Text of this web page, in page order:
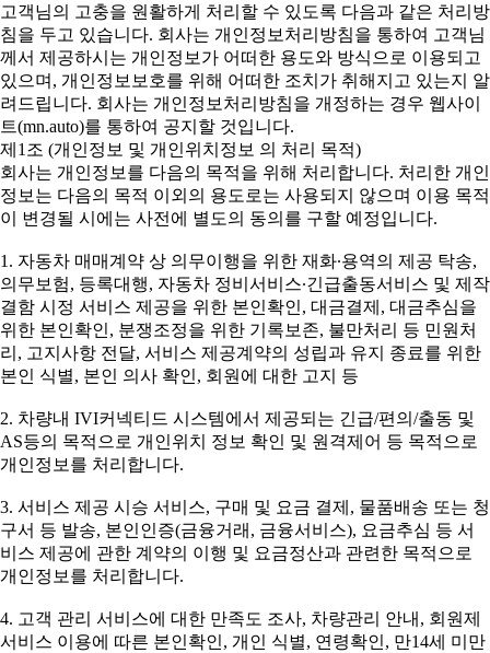
고객님의 고충을 원활하게 처리할 수 있도록 다음과 같은 처리방
침을 두고 있습니다. 회사는 개인정보처리방침을 통하여 고객님
께서 제공하시는 개인정보가 어떠한 용도와 방식으로 이용되고
있으며, 개인정보보호를 위해 어떠한 조치가 취해지고 있는지 알
려드립니다. 회사는 개인정보처리방침을 개정하는 경우 웹사이
트(mn.auto)를 통하여 공지할 것입니다.
제1조 (개인정보 및 개인위치정보 의 처리 목적)
회사는 개인정보를 다음의 목적을 위해 처리합니다. 처리한 개인
정보는 다음의 목적 이외의 용도로는 사용되지 않으며 이용 목적
이 변경될 시에는 사전에 별도의 동의를 구할 예정입니다.
1. 자동차 매매계약 상 의무이행을 위한 재화∙용역의 제공 탁송,
의무보험, 등록대행, 자동차 정비서비스∙긴급출동서비스 및 제작
결함 시정 서비스 제공을 위한 본인확인, 대금결제, 대금추심을
위한 본인확인, 분쟁조정을 위한 기록보존, 불만처리 등 민원처
리, 고지사항 전달, 서비스 제공계약의 성립과 유지 종료를 위한
본인 식별, 본인 의사 확인, 회원에 대한 고지 등
2. 차량내 IVI커넥티드 시스템에서 제공되는 긴급/편의/출동 및
AS등의 목적으로 개인위치 정보 확인 및 원격제어 등 목적으로
개인정보를 처리합니다.
3. 서비스 제공 시승 서비스, 구매 및 요금 결제, 물품배송 또는 청
구서 등 발송, 본인인증(금융거래, 금융서비스), 요금추심 등 서
비스 제공에 관한 계약의 이행 및 요금정산과 관련한 목적으로
개인정보를 처리합니다.
4. 고객 관리 서비스에 대한 만족도 조사, 차량관리 안내, 회원제
서비스 이용에 따른 본인확인, 개인 식별, 연령확인, 만14세 미만